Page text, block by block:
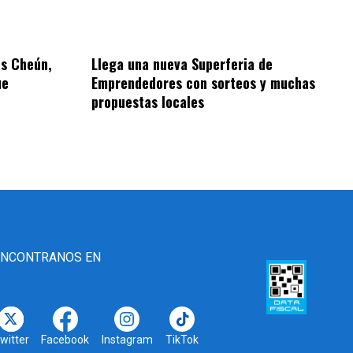
Cheún,
Llega una nueva Superferia de
Emprendedores con sorteos y muchas
propuestas locales
EN
Facebook Instagram TikTok